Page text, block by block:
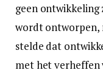
geen ontwikkeling
wordt ontworpen,
stelde dat
met het verheffen